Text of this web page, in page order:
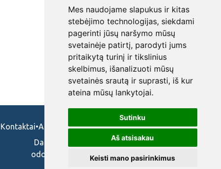
Mes naudojame slapukus ir kitas
stebėjimo technologijas, siekdami
pagerinti jūsų naršymo mūsų
svetainėje patirtį, parodyti jums
pritaikytą turinį ir tikslinius
skelbimus, išanalizuoti mūsų
svetainės srautą ir suprasti, iš kur
ateina mūsų lankytojai.
Sutinku
Aš atsisakau
Keisti mano pasirinkimus
Kontaktai•Apie mus•Naudojimosi taisykės•Privatumo politika
Darbo skelbimai ir pasiūlymai: gydytojams,
odontologams, slaugytojams, veterinarams,